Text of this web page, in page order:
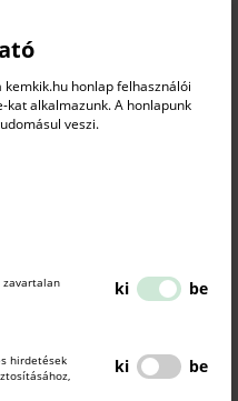
kemkik.hu honlap felhasználói
alkalmazunk. A honlapunk
veszi.
zavartalan
ki be
hirdetések
ki be
legértékesebb
mint a szabadalmi jogok
alkalmazása, a javaslati
valamint a legjobb
és a Budapesti Műszaki és
és Logisztikai
vállalati kultúrát!